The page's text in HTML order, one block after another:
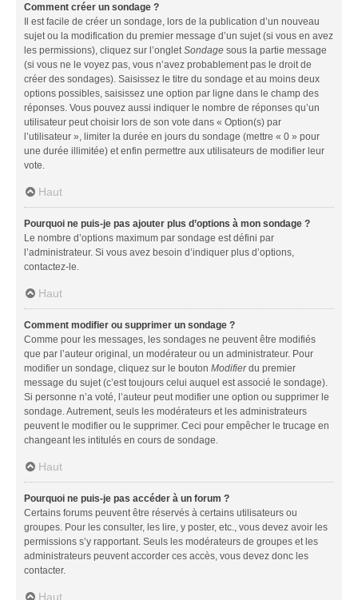
Comment créer un sondage ?
Il est facile de créer un sondage, lors de la publication d’un nouveau
sujet ou la modification du premier message d’un sujet (si vous en avez
les permissions), cliquez sur l’ongletSondage sous la partie message
(si vous ne le voyez pas, vous n’avez probablement pas le droit de
créer des sondages). Saisissez le titre du sondage et au moins deux
options possibles, saisissez une option par ligne dans le champ des
réponses. Vous pouvez aussi indiquer le nombre de réponses qu’un
utilisateur peut choisir lors de son vote dans « Option(s) par
l’utilisateur », limiter la durée en jours du sondage (mettre « 0 » pour
une durée illimitée) et enfin permettre aux utilisateurs de modifier leur
vote.
Haut
Pourquoi ne puis-je pas ajouter plus d’options à mon sondage ?
Le nombre d’options maximum par sondage est défini par
l’administrateur. Si vous avez besoin d’indiquer plus d’options,
contactez-le.
Haut
Comment modifier ou supprimer un sondage ?
Comme pour les messages, les sondages ne peuvent être modifiés
que par l’auteur original, un modérateur ou un administrateur. Pour
modifier un sondage, cliquez sur le bouton Modifierdu premier
message du sujet (c’est toujours celui auquel est associé le sondage).
Si personne n’a voté, l’auteur peut modifier une option ou supprimer le
sondage. Autrement, seuls les modérateurs et les administrateurs
peuvent le modifier ou le supprimer. Ceci pour empêcher le trucage en
changeant les intitulés en cours de sondage.
Haut
Pourquoi ne puis-je pas accéder à un forum ?
Certains forums peuvent être réservés à certains utilisateurs ou
groupes. Pour les consulter, les lire, y poster, etc., vous devez avoir les
permissions s’y rapportant. Seuls les modérateurs de groupes et les
administrateurs peuvent accorder ces accès, vous devez donc les
contacter.
Haut